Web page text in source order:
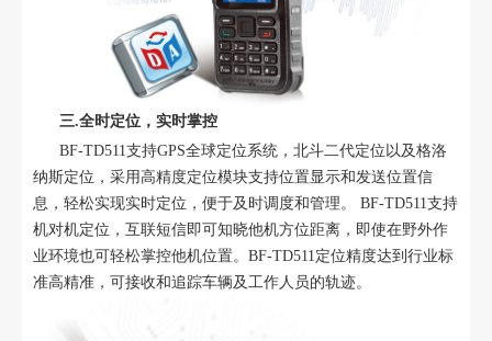
三.全时定位，实时掌控
BF-TD511支持GPS全球定位系统，北斗二代定位以及格洛
纳斯定位，采用高精度定位模块支持位置显示和发送位置信
息，轻松实现实时定位，便于及时调度和管理。 BF-TD511支持
机对机定位，互联短信即可知晓他机方位距离，即使在野外作
业环境也可轻松掌控他机位置。BF-TD511定位精度达到行业标
准高精准，可接收和追踪车辆及工作人员的轨迹。